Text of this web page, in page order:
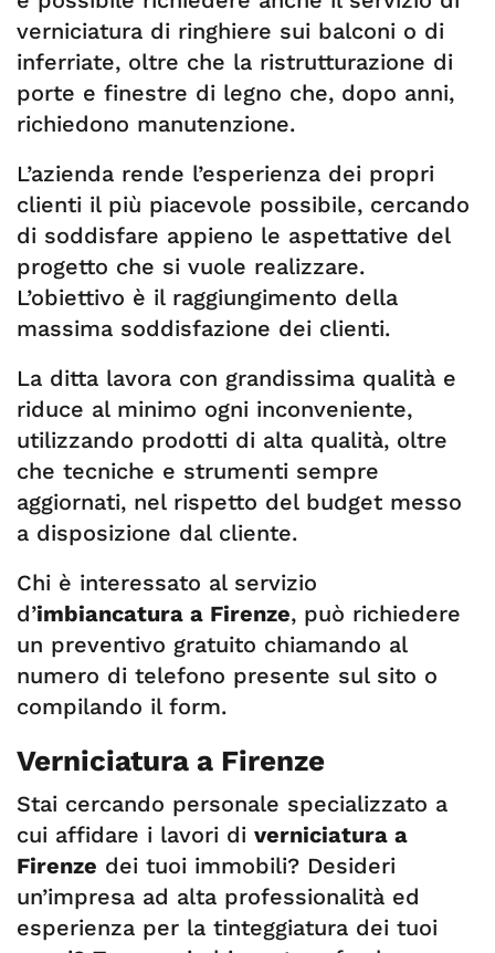
verniciatura di ringhiere sui balconi o di
inferriate, oltre che la ristrutturazione di
porte e finestre di legno che, dopo anni,
richiedono manutenzione.
L’azienda rende l’esperienza dei propri
clienti il più piacevole possibile, cercando
di soddisfare appieno le aspettative del
progetto che si vuole realizzare.
L’obiettivo è il raggiungimento della
massima soddisfazione dei clienti.
La ditta lavora con grandissima qualità e
riduce al minimo ogni inconveniente,
utilizzando prodotti di alta qualità, oltre
che tecniche e strumenti sempre
aggiornati, nel rispetto del budget messo
a disposizione dal cliente.
Chi è interessato al servizio
d’imbiancatura a Firenze, può richiedere
un preventivo gratuito chiamando al
numero di telefono presente sul sito o
compilando il form.
Verniciatura a Firenze
Stai cercando personale specializzato a
cui affidare i lavori di verniciatura a
Firenze dei tuoi immobili? Desideri
un’impresa ad alta professionalità ed
esperienza per la tinteggiatura dei tuoi